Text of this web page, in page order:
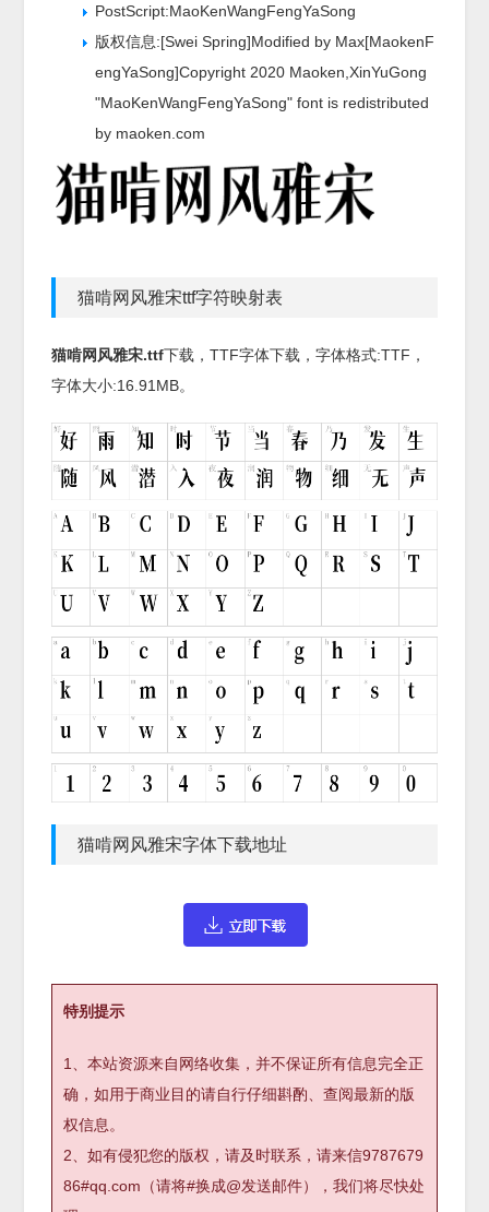
PostScript:MaoKenWangFengYaSong
版权信息:[Swei Spring]Modified by Max[MaokenF
engYaSong]Copyright 2020 Maoken,XinYuGong
"MaoKenWangFengYaSong" font is redistributed
by maoken.com
猫啃网风雅宋ttf字符映射表
猫啃网风雅宋.ttf下载，TTF字体下载，字体格式:TTF ，
字体大小:16.91MB。
猫啃网风雅宋字体下载地址
特别提示
1、本站资源来自网络收集，并不保证所有信息完全正
确，如用于商业目的请自行仔细斟酌、查阅最新的版
权信息。
2、如有侵犯您的版权，请及时联系，请来信9787679
86#qq.com（请将#换成@发送邮件），我们将尽快处